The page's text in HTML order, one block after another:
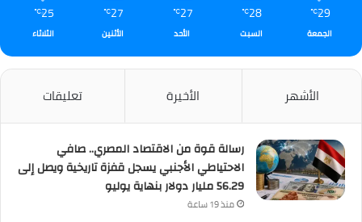
29
℃
الجمعة
28
℃
السبت
27
℃
الأحد
27
℃
الأثنين
25
℃
الثلاثاء
الأشهر الأخيرة تعليقات
رسالة قوة من الاقتصاد المصري.. صافي
الاحتياطي الأجنبي يسجل قفزة تاريخية ويصل إلى
56.29 مليار دولار بنهاية يوليو
منذ 19 ساعة